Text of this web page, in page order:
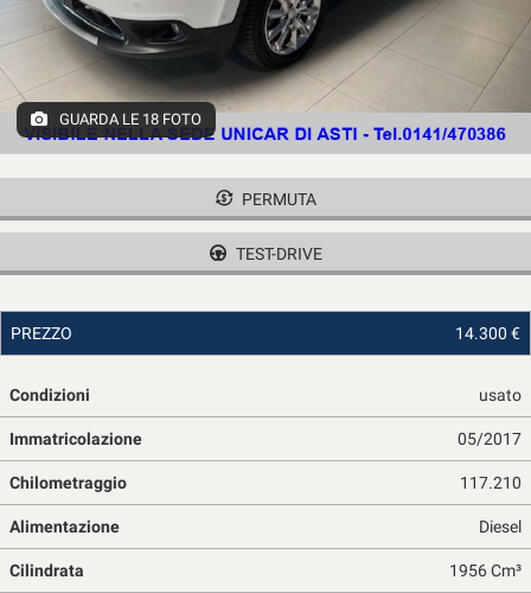
GUARDA LE 18 FOTO
PERMUTA
TEST-DRIVE
PREZZO 14.300 €
Condizioni usato
Immatricolazione 05/2017
Chilometraggio 117.210
Alimentazione Diesel
Cilindrata 1956 Cm³
tracciamento
che
adottiamo
per
offrire
le
funzionalità
e
le
di
descritte.
Per
maggiori
sull'utilità
e
sul
funzionamento
di
questi
strumenti